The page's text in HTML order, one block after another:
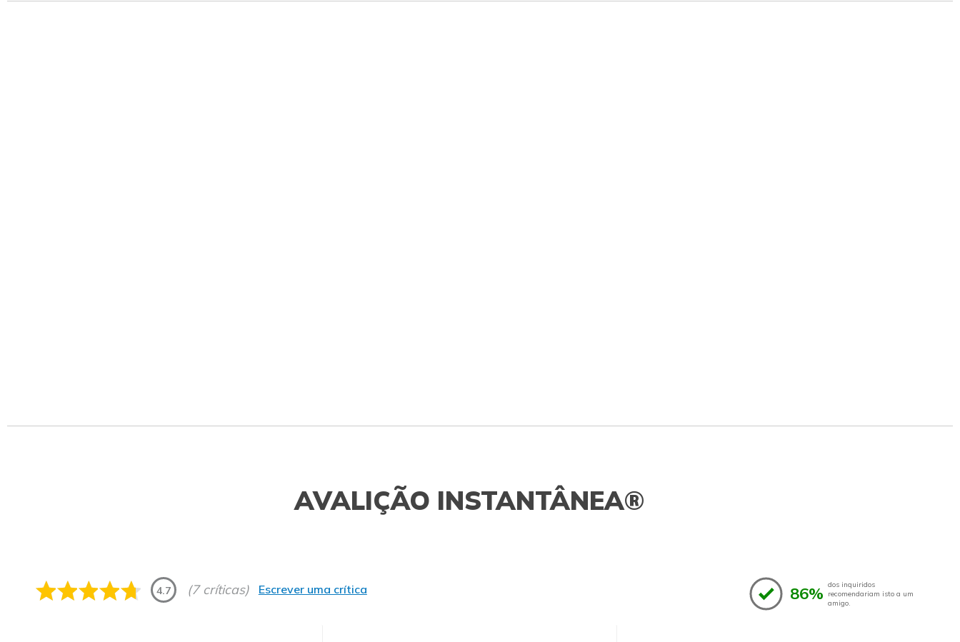
AVALIÇÃO INSTANTÂNEA®
4.7 (7 críticas) Escrever uma crítica 86% dos inquiridos
recomendariam isto a um
amigo.